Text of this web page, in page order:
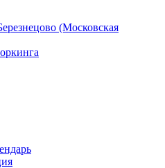
(Московская